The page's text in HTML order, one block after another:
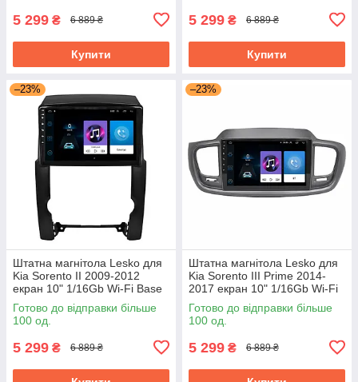
5 299 ₴ 6 889 ₴
Купити
5 299 ₴ 6 889 ₴
Купити
–23%
Штатна магнітола Lesko для
Kia Sorento II 2009-2012
екран 10" 1/16Gb Wi-Fi Base
GPS Android Кіа
Готово до відправки більше
100 од.
5 299 ₴ 6 889 ₴
–23%
Штатна магнітола Lesko для
Kia Sorento III Prime 2014-
2017 екран 10" 1/16Gb Wi-Fi
Base GPS Android Кіа
Готово до відправки більше
100 од.
5 299 ₴ 6 889 ₴